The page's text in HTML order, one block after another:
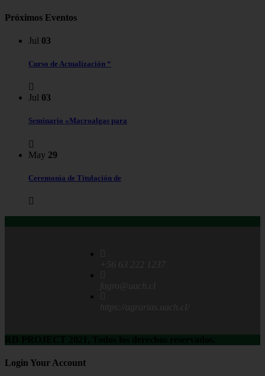
Próximos Eventos
Jul 03
Curso de Actualización “
Jul 03
Seminario «Macroalgas para
May 29
Ceremonia de Titulación de
Login Your Account